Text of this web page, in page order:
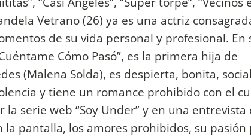
Vetrano (26) ya es una actriz
de su vida personal y profesional. En
Cómo Pasó”, es la primera hija de
(Malena Solda), es despierta, bonita,
y tiene un romance prohibido con el
serie web “Soy Under” y en una entrevista
la pantalla, los amores prohibidos, su pasión